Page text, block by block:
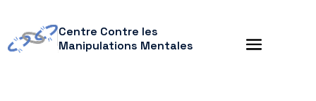
Centre Contre les
Manipulations Mentales